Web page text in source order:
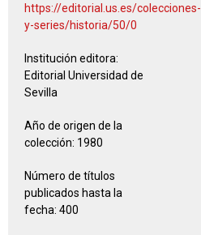
https://editorial.us.es/colecciones-
y-series/historia/50/0
Institución editora:
Editorial Universidad de
Sevilla
Año de origen de la
colección: 1980
Número de títulos
publicados hasta la
fecha: 400